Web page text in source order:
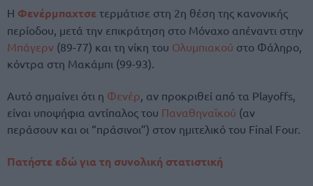
Η Φενέρμπαχτσε τερμάτισε στη 2η θέση της κανονικής
περίοδου, μετά την επικράτηση στο Μόναχο απέναντι στην
Μπάγερν (89-77) και τη νίκη του Ολυμπιακού στο Φάληρο,
κόντρα στη Μακάμπι (99-93).
Αυτό σημαίνει ότι η Φενέρ , αν προκριθεί από τα Playoffs,
είναι υποψήφια αντίπαλος του Παναθηναϊκού (αν
περάσουν και οι “πράσινοι”) στον ημιτελικό του Final Four.
Πατήστε εδώ για τη συνολική στατιστική